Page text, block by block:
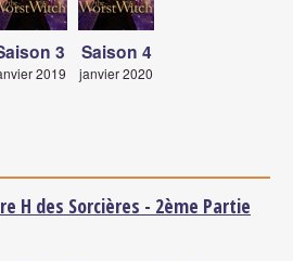
3
2019
Saison 4
janvier 2020
H des Sorcières - 2ème Partie